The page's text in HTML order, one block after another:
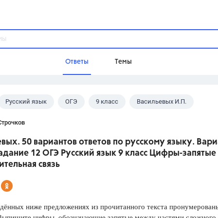
Ответы Темы
Домашнее задание
Школа
Разумовская М.М.,Габриелян
Русский язык ОГЭ 9 класс Васильевых И.П.
50 вариантов ответов по русскому языку.
12 ОГЭ Русский язык 9 класс Цифры-запятые
связь
ниже предложениях из прочитанного текста